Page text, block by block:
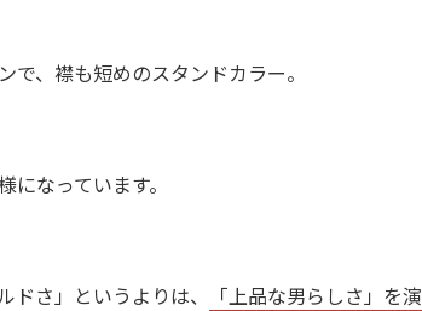
、襟も短めのスタンドカラー。
なっています。
さ」というよりは、
「上品な男らしさ」を演